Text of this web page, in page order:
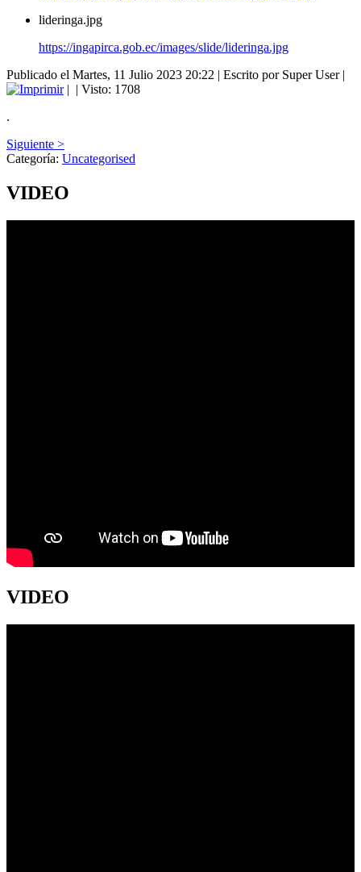
lideringa.jpg
https://ingapirca.gob.ec/images/slide/lideringa.jpg
Publicado el Martes, 11 Julio 2023 20:22 | Escrito por Super User|
| | Visto: 1708
.
Siguiente >
Categoría: Uncategorised
VIDEO
VIDEO